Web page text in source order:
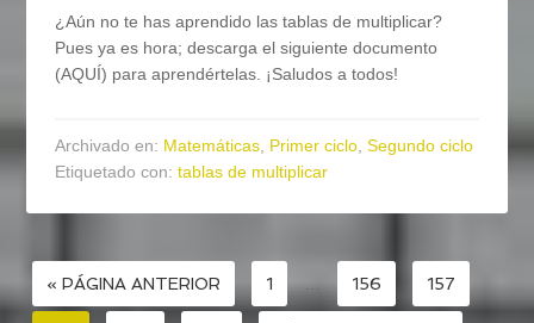
¿Aún no te has aprendido las tablas de multiplicar?
Pues ya es hora; descarga el siguiente documento
(AQUÍ) para aprendértelas. ¡Saludos a todos!
Archivado en: Matemáticas, Primer ciclo,Segundo ciclo
Etiquetado con:tablas de multiplicar
« PÁGINA ANTERIOR 1 … 156 157